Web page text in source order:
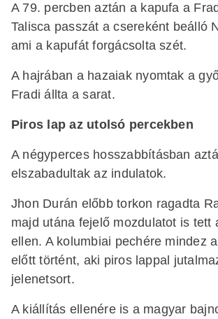
A 79. percben aztán a kapufa a
Talisca passzát a csereként beálló
ami a kapufát forgácsolta szét.
A hajrában a hazaiak nyomtak a
Fradi állta a sarat.
Piros lap az utolsó percekben
A négyperces hosszabbításban
elszabadultak az indulatok.
Jhon Durán előbb torkon ragadta
majd utána fejelő mozdulatot is tett
ellen. A kolumbiai pechére mindez
előtt történt, aki piros lappal
jelenetsort.
A kiállítás ellenére is a magyar